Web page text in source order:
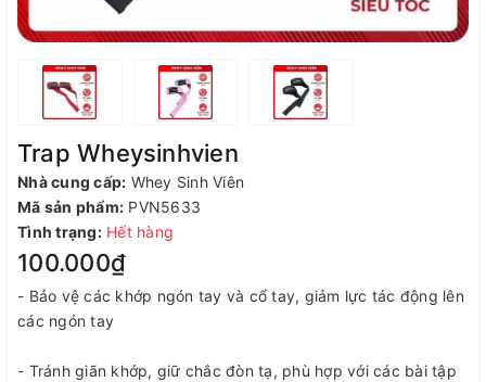
Trap Wheysinhvien
Nhà cung cấp: Whey Sinh Viên
Mã sản phẩm: PVN5633
Tình trạng: Hết hàng
100.000₫
- Bảo vệ các khớp ngón tay và cổ tay, giảm lực tác động lên
các ngón tay
- Tránh giãn khớp, giữ chắc đòn tạ, phù hợp với các bài tập